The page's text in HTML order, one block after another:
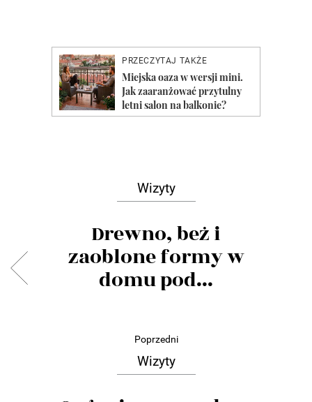
Wizyty
Drewno, beż i
zaoblone formy w
domu pod...
Poprzedni
Wizyty